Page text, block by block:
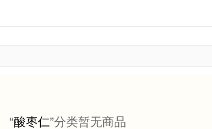
“酸枣仁”分类暂无商品